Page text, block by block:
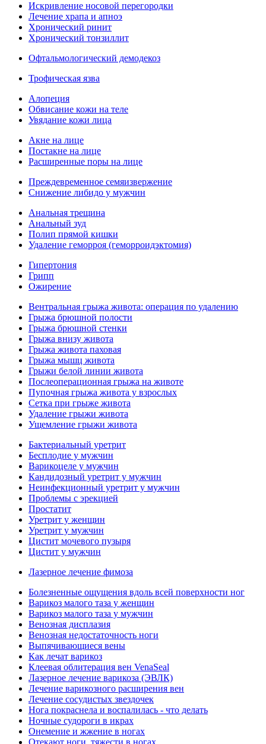
Искривление носовой перегородки
Лечение храпа и апноэ
Хронический ринит
Хронический тонзиллит
Офтальмологический демодекоз
Трофическая язва
Алопеция
Обвисание кожи на теле
Увядание кожи лица
Акне на лице
Постакне на лице
Расширенные поры на лице
Преждевременное семяизвержение
Снижение либидо у мужчин
Анальная трещина
Анальный зуд
Полип прямой кишки
Удаление геморроя (геморроидэктомия)
Гипертония
Грипп
Ожирение
Вентральная грыжа живота: операция по удалению
Грыжа брюшной полости
Грыжа брюшной стенки
Грыжа внизу живота
Грыжа живота паховая
Грыжа мышц живота
Грыжи белой линии живота
Послеоперационная грыжа на животе
Пупочная грыжа живота у взрослых
Сетка при грыже живота
Удаление грыжи живота
Ущемление грыжи живота
Бактериальный уретрит
Бесплодие у мужчин
Варикоцеле у мужчин
Кандидозный уретрит у мужчин
Неинфекционный уретрит у мужчин
Проблемы с эрекцией
Простатит
Уретрит у женщин
Уретрит у мужчин
Цистит мочевого пузыря
Цистит у мужчин
Лазерное лечение фимоза
Болезненные ощущения вдоль всей поверхности ног
Варикоз малого таза у женщин
Варикоз малого таза у мужчин
Венозная дисплазия
Венозная недостаточность ноги
Выпячивающиеся вены
Как лечат варикоз
Клеевая облитерация вен VenaSeal
Лазерное лечение варикоза (ЭВЛК)
Лечение варикозного расширения вен
Лечение сосудистых звездочек
Нога покраснела и воспалилась - что делать
Ночные судороги в икрах
Онемение и жжение в ногах
Отекают ноги, тяжести в ногах